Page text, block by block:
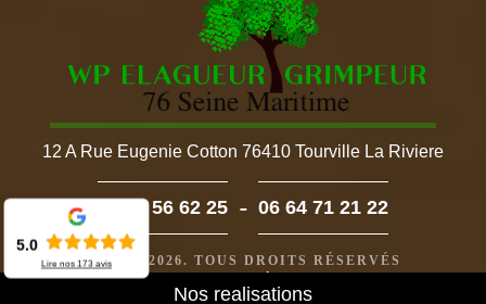
Nos realisations
12 A Rue Eugenie Cotton 76410 Tourville La Riviere
02 52 56 62 25 - 06 64 71 21 22
©2022 - 2026. TOUS DROITS RÉSERVÉS
5.0
Lire nos173 avis